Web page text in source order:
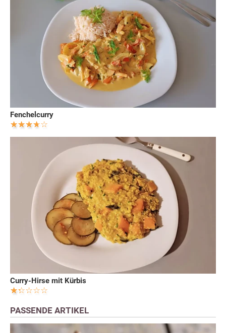
Fenchelcurry
Curry-Hirse mit Kürbis
PASSENDE ARTIKEL